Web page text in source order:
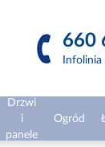
660
Drzwi
i
panele
Ogród